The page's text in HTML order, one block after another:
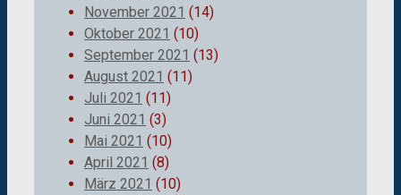
November 2021 (14)
Oktober 2021 (10)
September 2021 (13)
August 2021 (11)
Juli 2021 (11)
Juni 2021 (3)
Mai 2021 (10)
April 2021 (8)
März 2021 (10)